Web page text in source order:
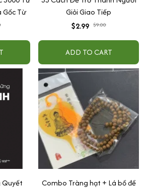
Gốc Từ
Giỏi Giao Tiếp
$2.99 $9.00
ADD TO CART
Quyết
Combo Tràng hạt + Lá bồ đề